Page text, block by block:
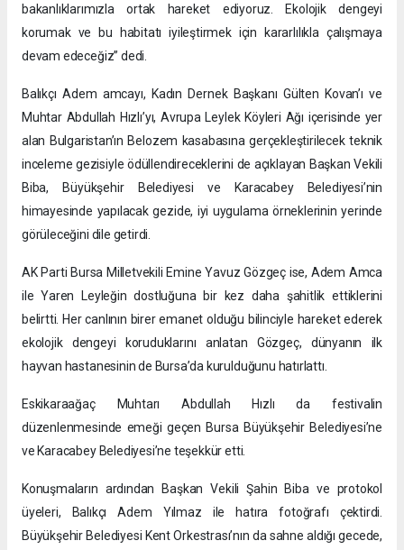
bakanlıklarımızla ortak hareket ediyoruz. Ekolojik dengeyi
korumak ve bu habitatı iyileştirmek için kararlılıkla çalışmaya
devam edeceğiz” dedi.
Balıkçı Adem amcayı, Kadın Dernek Başkanı Gülten Kovan’ı ve
Muhtar Abdullah Hızlı’yı, Avrupa Leylek Köyleri Ağı içerisinde yer
alan Bulgaristan’ın Belozem kasabasına gerçekleştirilecek teknik
inceleme gezisiyle ödüllendireceklerini de açıklayan Başkan Vekili
Biba, Büyükşehir Belediyesi ve Karacabey Belediyesi’nin
himayesinde yapılacak gezide, iyi uygulama örneklerinin yerinde
görüleceğini dile getirdi.
AK Parti Bursa Milletvekili Emine Yavuz Gözgeç ise, Adem Amca
ile Yaren Leyleğin dostluğuna bir kez daha şahitlik ettiklerini
belirtti. Her canlının birer emanet olduğu bilinciyle hareket ederek
ekolojik dengeyi koruduklarını anlatan Gözgeç, dünyanın ilk
hayvan hastanesinin de Bursa’da kurulduğunu hatırlattı.
Eskikaraağaç Muhtarı Abdullah Hızlı da festivalin
düzenlenmesinde emeği geçen Bursa Büyükşehir Belediyesi’ne
ve Karacabey Belediyesi’ne teşekkür etti.
Konuşmaların ardından Başkan Vekili Şahin Biba ve protokol
üyeleri, Balıkçı Adem Yılmaz ile hatıra fotoğrafı çektirdi.
Büyükşehir Belediyesi Kent Orkestrası’nın da sahne aldığı gecede,